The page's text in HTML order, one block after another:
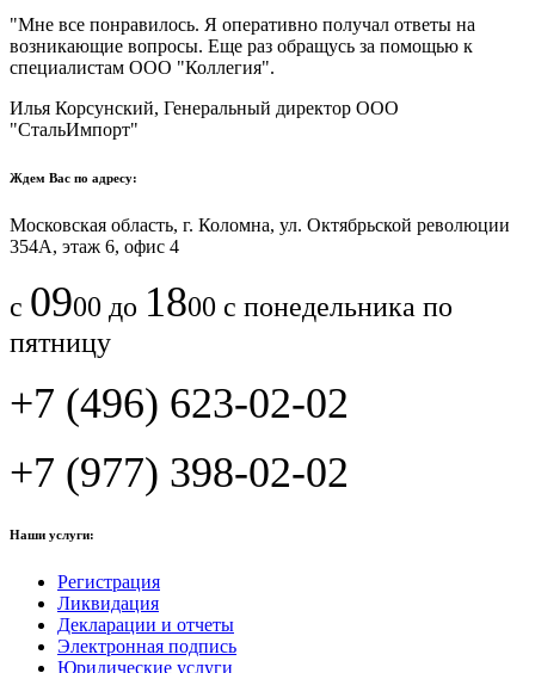
"Мне все понравилось.​ ​Я оперативно получал ответы на
возникающие вопросы. Еще раз обращусь за помощью к
специалистам ООО "Коллегия".​
Илья Корсунский, Генеральный директор ООО
"СтальИмпорт"
Ждем Вас по адресу:
Московская область, г. Коломна, ул. Октябрьской революции
354А, этаж 6, офис 4
с 0900 до 1800 с понедельника по
пятницу
+7 (496) 623-02-02
+7 (977) 398-02-02
Наши услуги:
Регистрация
Ликвидация
Декларации и отчеты
Электронная подпись
Юридические услуги